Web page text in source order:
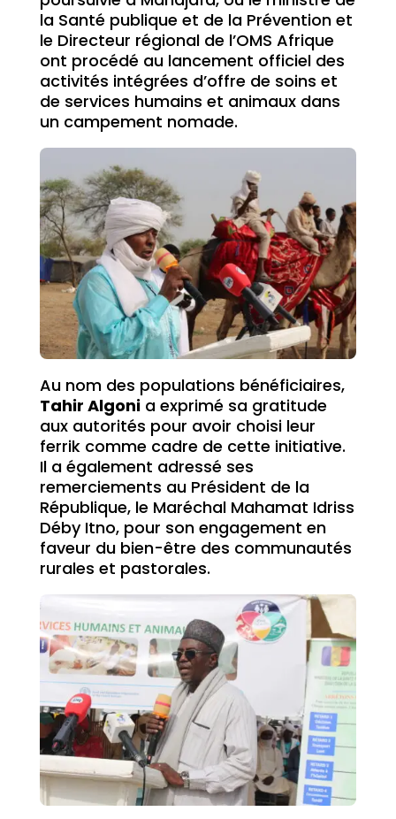
la Santé publique et de la Prévention et
le Directeur régional de l’OMS Afrique
ont procédé au lancement officiel des
activités intégrées d’offre de soins et
de services humains et animaux dans
un campement nomade.
Au nom des populations bénéficiaires,
Tahir Algonia exprimé sa gratitude
aux autorités pour avoir choisi leur
ferrik comme cadre de cette initiative.
Il a également adressé ses
remerciements au Président de la
République, le Maréchal Mahamat Idriss
Déby Itno, pour son engagement en
faveur du bien-être des communautés
rurales et pastorales.